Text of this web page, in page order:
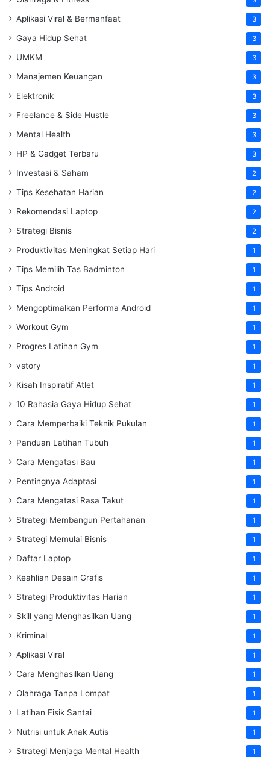
Aplikasi Viral & Bermanfaat 3
Gaya Hidup Sehat 3
UMKM 3
Manajemen Keuangan 3
Elektronik 3
Freelance & Side Hustle 3
Mental Health 3
HP & Gadget Terbaru 3
Investasi & Saham 2
Tips Kesehatan Harian 2
Rekomendasi Laptop 2
Strategi Bisnis 2
Produktivitas Meningkat Setiap Hari 1
Tips Memilih Tas Badminton 1
Tips Android 1
Mengoptimalkan Performa Android 1
Workout Gym 1
Progres Latihan Gym 1
vstory 1
Kisah Inspiratif Atlet 1
10 Rahasia Gaya Hidup Sehat 1
Cara Memperbaiki Teknik Pukulan 1
Panduan Latihan Tubuh 1
Cara Mengatasi Bau 1
Pentingnya Adaptasi 1
Cara Mengatasi Rasa Takut 1
Strategi Membangun Pertahanan 1
Strategi Memulai Bisnis 1
Daftar Laptop 1
Keahlian Desain Grafis 1
Strategi Produktivitas Harian 1
Skill yang Menghasilkan Uang 1
Kriminal 1
Aplikasi Viral 1
Cara Menghasilkan Uang 1
Olahraga Tanpa Lompat 1
Latihan Fisik Santai 1
Nutrisi untuk Anak Autis 1
Strategi Menjaga Mental Health 1